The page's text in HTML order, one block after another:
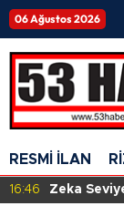
06 Ağustos 2026
RESMİ İLAN
16:46
Zeka